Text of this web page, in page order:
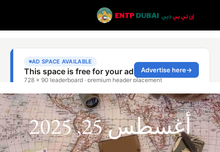
أغسطس 25, 2025